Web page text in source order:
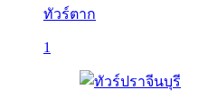
ทัวร์ตาก
1